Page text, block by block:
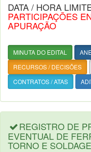
DATA / HORA
PARTICIPAÇÕES
APURAÇÃO
MINUTA DO EDITAL
RECURSOS / DECISÕES
CONTRATOS / ATAS
REGISTRO DE
EVENTUAL DE
TORNO E